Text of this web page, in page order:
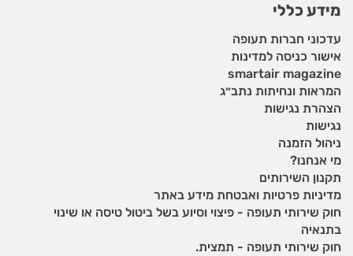
מידע כללי
עדכוני חברות תעופה
אישור כניסה למדינות
smartair magazine
המראות ונחיתות נתב״ג
הצהרת נגישות
נגישות
ניהול הזמנה
מי אנחנו?
תקנון השירותים
מדיניות פרטיות ואבטחת מידע באתר
חוק שירותי תעופה - פיצוי וסיוע בשל ביטול טיסה או שינוי
בתנאיה
חוק שירותי תעופה - תמצית.